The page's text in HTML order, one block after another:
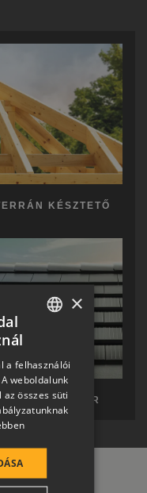
KÉSZTETŐ
TERRÁN SOLAR
HUNGARIAN
SLOVAK
GERMAN
ROMANIAN
CROATIAN
×
a felhasználói
weboldalunk
összes süti